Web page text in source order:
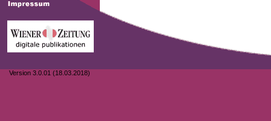
Version 3.0.01 (18.03.2018)